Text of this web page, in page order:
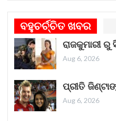
କେମିତି ଚାଲିଛି କଟକ
ଗୀତଟି କାନରେ ପଡ଼ିଲେ,
ଓଡ଼ିଶାର ନୌବାଣିଜ୍ୟ
ନାମ କଳିଙ୍ଗ । ପ୍ରାଚୀନ
ନୌବାଣିଜ୍ୟ
November 1, 2025
ବହୁଚର୍ଚ୍ଚିତ ଖବର
ରାଜକୁମାରୀ ରୁ
Aug 6, 2026
ପ୍ରୀତି
Aug 6, 2026